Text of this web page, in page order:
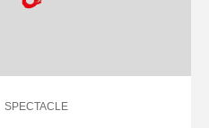
SPECTACLE